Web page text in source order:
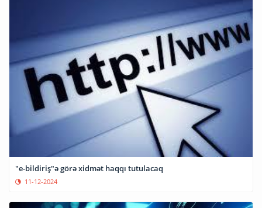
"e-bildiriş"ə görə xidmət haqqı tutulacaq
11-12-2024